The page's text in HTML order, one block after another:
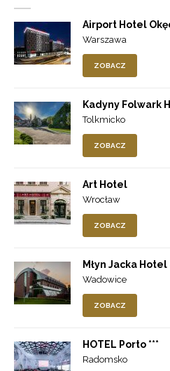
Airport Hotel
Warszawa
ZOBACZ
Kadyny Folwark
Tolkmicko
ZOBACZ
Art Hotel
Wrocław
ZOBACZ
Młyn Jacka Hotel
Wadowice
ZOBACZ
HOTEL Porto ***
Radomsko